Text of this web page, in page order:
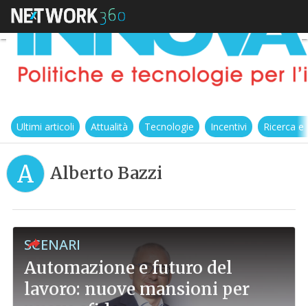
Ultimi articoli Attualità Tecnologie Incentivi Ricerca
A Alberto Bazzi
SCENARI
Automazione e futuro del
lavoro: nuove mansioni per